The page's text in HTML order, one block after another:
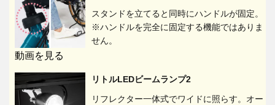
スタンドを立てると同時にハンドルが固定。
※ハンドルを完全に固定する機能ではありま
せん。
動画を見る
リトルLEDビームランプ2
リフレクター一体式でワイドに照らす。オー